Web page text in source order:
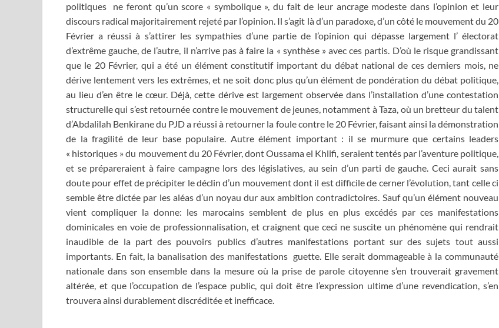
politiques ne feront qu’un score « symbolique », du fait de leur ancrage modeste dans l’opinion et leur
discours radical majoritairement rejeté par l’opinion. Il s’agit là d’un paradoxe, d’un côté le mouvement du 20
Février a réussi à s’attirer les sympathies d’une partie de l’opinion qui dépasse largement l’ électorat
d’extrême gauche, de l’autre, il n’arrive pas à faire la « synthèse » avec ces partis. D’où le risque grandissant
que le 20 Février, qui a été un élément constitutif important du débat national de ces derniers mois, ne
dérive lentement vers les extrêmes, et ne soit donc plus qu’un élément de pondération du débat politique,
au lieu d’en être le cœur. Déjà, cette dérive est largement observée dans l’installation d’une contestation
structurelle qui s’est retournée contre le mouvement de jeunes, notamment à Taza, où un bretteur du talent
d’Abdalilah Benkirane du PJD a réussi à retourner la foule contre le 20 Février, faisant ainsi la démonstration
de la fragilité de leur base populaire. Autre élément important : il se murmure que certains leaders
« historiques » du mouvement du 20 Février, dont Oussama el Khlifi, seraient tentés par l’aventure politique,
et se prépareraient à faire campagne lors des législatives, au sein d’un parti de gauche. Ceci aurait sans
doute pour effet de précipiter le déclin d’un mouvement dont il est difficile de cerner l’évolution, tant celle ci
semble être dictée par les aléas d’un noyau dur aux ambition contradictoires. Sauf qu’un élément nouveau
vient compliquer la donne: les marocains semblent de plus en plus excédés par ces manifestations
dominicales en voie de professionnalisation, et craignent que ceci ne suscite un phénomène qui rendrait
inaudible de la part des pouvoirs publics d’autres manifestations portant sur des sujets tout aussi
importants. En fait, la banalisation des manifestations guette. Elle serait dommageable à la communauté
nationale dans son ensemble dans la mesure où la prise de parole citoyenne s’en trouverait gravement
altérée, et que l’occupation de l’espace public, qui doit être l’expression ultime d’une revendication, s’en
trouvera ainsi durablement discréditée et inefficace.